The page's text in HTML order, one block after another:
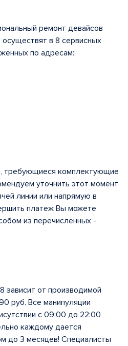
ремонт девайсов
в 8 сервисных
по адресам::
требующиеся комплектующие
уточнить этот момент
линии или напрямую в
платеж Вы можете
из перечисленных -
зависит от производимой
руб. Все манипуляции
с 09:00 до 22:00
каждому дается
до 3 месяцев! Специалисты